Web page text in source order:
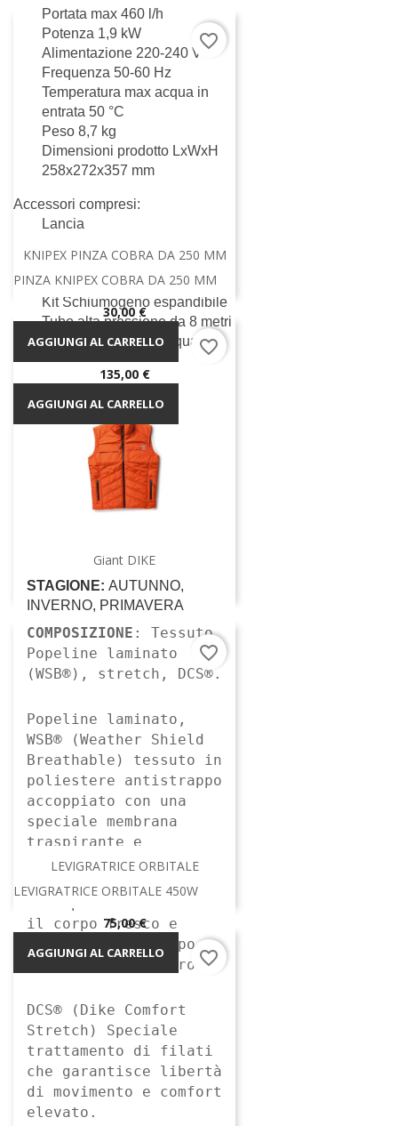
Portata max 460 l/h
Potenza 1,9 kW
Alimentazione 220-240 V
Frequenza 50-60 Hz
Temperatura max acqua in
entrata 50 °C
Peso 8,7 kg
Dimensioni prodotto LxWxH
258x272x357 mm
Accessori compresi:
Lancia
regolabile
Pistola ARXP
Kit Schiumogeno espandibile
Tubo alta pressione da 8 metri
Filtro per ingresso acqua
Prezzo
135,00 €
AGGIUNGI AL CARRELLO
KNIPEX PINZA COBRA DA 250 MM
PINZA KNIPEX COBRA DA 250 MM
Prezzo
30,00 €
AGGIUNGI AL CARRELLO
favorite_border
Giant DIKE
STAGIONE: AUTUNNO,
INVERNO, PRIMAVERA
COMPOSIZIONE : Tessuto
Popeline laminato
(WSB®), stretch, DCS®.
Popeline laminato,
WSB® (Weather Shield
Breathable) tessuto in
poliestere antistrappo
accoppiato con una
speciale membrana
traspirante e
idrorepellente.
Protegge dalle
il corpo fresco e
asciutto anche dopo
molte ore di lavoro.
DCS® (Dike Comfort
Stretch) Speciale
trattamento di filati
che garantisce libertà
di movimento e comfort
elevato.
favorite_border
LEVIGRATRICE ORBITALE
LEVIGRATRICE ORBITALE 450W
Prezzo
75,00 €
AGGIUNGI AL CARRELLO
favorite_border
favorite_border